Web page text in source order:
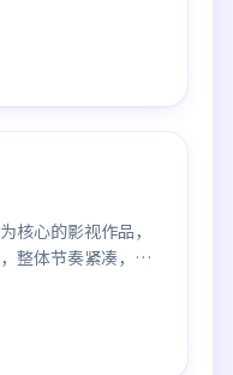
核心的影视作品，
整体节奏紧凑，值